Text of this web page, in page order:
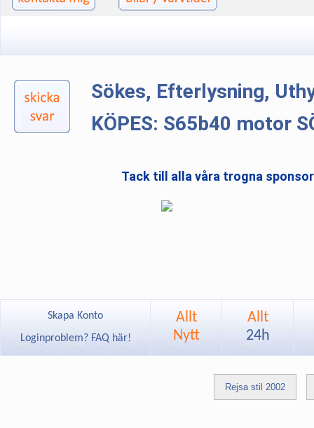
Sökes, Efterlysning,
KÖPES: S65b40 motor
Tack till alla våra trogna
Skapa Konto
Loginproblem? FAQ här!
Allt
Nytt
Allt
24h
Rejsa stil 2002